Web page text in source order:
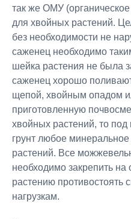
так же ОМУ
для хвойных растений.
без необходимости не
саженец необходимо
шейка растения не была
саженец хорошо
щепой, хвойным опадом
приготовленную
хвойных растений, то
грунт любое
растений. Все
необходимо закрепить на
растению противостоять
нагрузкам.